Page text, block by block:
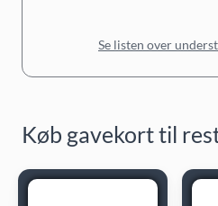
Se listen over
Køb gavekort til